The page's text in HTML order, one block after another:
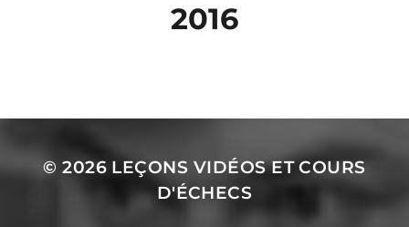
2016
© 2026 LEÇONS VIDÉOS ET COURS
D'ÉCHECS